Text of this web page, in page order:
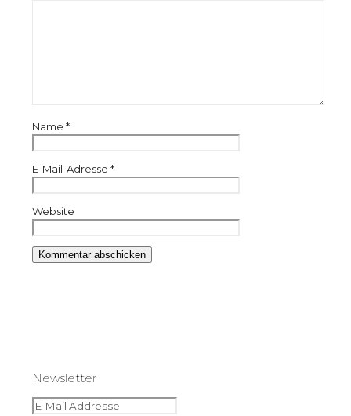
Name *
E-Mail-Adresse *
Website
Newsletter